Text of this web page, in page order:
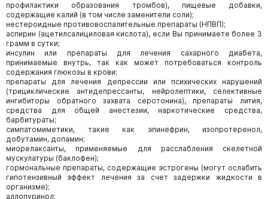
профилактики образования тромбов), пищевые добавки,
содержащие калий (в том числе заменители соли);
нестероидные противовоспалительные препараты (НПВП);
аспирин (ацетилсалициловая кислота), если Вы принимаете более 3
грамм в сутки;
инсулин или препараты для лечения сахарного диабета,
принимаемые внутрь, так как может потребоваться контроль
содержания глюкозы в крови;
препараты для лечения депрессии или психических нарушений
(трициклические антидепрессанты, нейролептики, селективные
ингибиторы обратного захвата серотонина), препараты лития,
средства для общей анестезии, наркотические средства,
барбитураты;
симпатомиметики, такие как эпинефрин, изопротеренол,
добутамин, допамин;
миорелаксанты, применяемые для расслабления скелетной
мускулатуры (баклофен);
гормональные препараты, содержащие эстрогены (могут ослабить
гипотензивный эффект лечения за счет задержки жидкости в
организме);
аллопуринол;